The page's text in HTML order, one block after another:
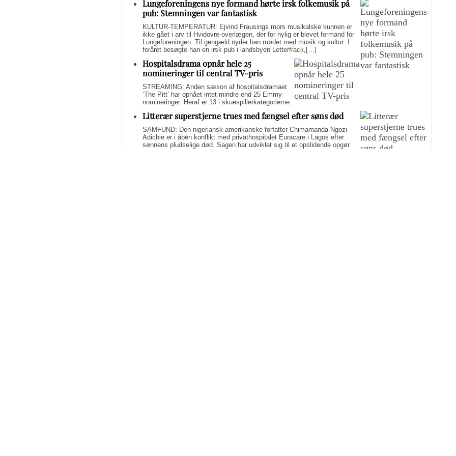
Lungeforeningens nye formand hørte irsk folkemusik på
pub: Stemningen var fantastisk
KULTUR-TEMPERATUR: Ejvind Frausings mors musikalske kunnen er
ikke gået i arv til Hvidovre-overlægen, der for nylig er blevet formand for
Lungeforeningen. Til gengæld nyder han mødet med musik og kultur: I
foråret besøgte han en irsk pub i landsbyen Letterfrack,[…]
Hospitalsdrama opnår hele 25
nomineringer til central TV-pris
STREAMING: Anden sæson af hospitalsdramaet
‘The Pitt’ har opnået intet mindre end 25 Emmy-
nomineringer. Heraf er 13 i skuespillerkategorierne.
Litterær superstjerne trues med fængsel efter søns død
SAMFUND: Den nigeriansk-amerikanske forfatter Chimamanda Ngozi
Adichie er i åben konflikt med privathospitalet Euracare i Lagos efter
sønnens pludselige død. Sagen har udviklet sig til et opslidende opgør